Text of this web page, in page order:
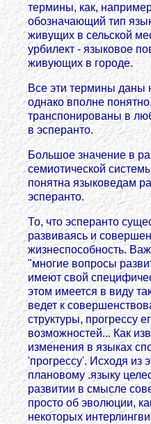
термины, как,
обозначающий тип
живущих в сельской
урбилект - языковое
живующих в городе.
Все эти термины даны
однако вполне
транспонированы в
в эсперанто.
Большое значение в
семиотической
понятна языковедам
эсперанто.
То, что эсперанто
развиваясь и
жизнеспособность.
"многие вопросы
имеют свой
этом имеется в виду
ведет к
структуры, прогрессу
возможностей... Как
изменения в языках
'прогрессу'. Исходя из
плановому .языку
развитии в смысле
просто об эволюции,
некоторых